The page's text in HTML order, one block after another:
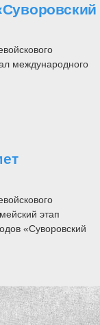
международного
этап
«Суворовский